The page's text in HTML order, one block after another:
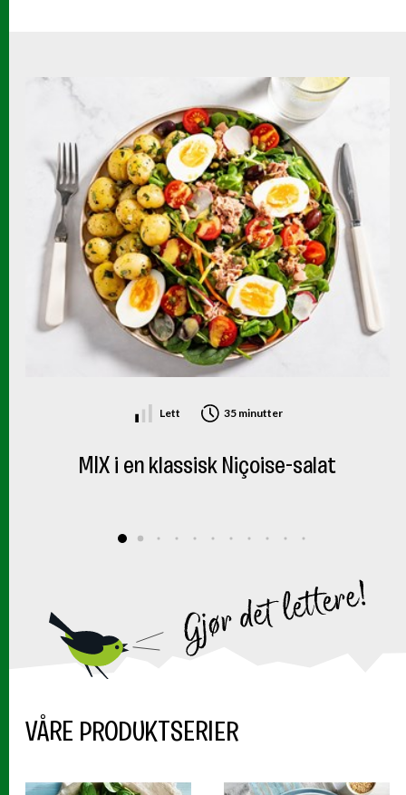
Lett 35 minutter
MIX i en klassisk Niçoise-salat
VÅRE PRODUKTSERIER